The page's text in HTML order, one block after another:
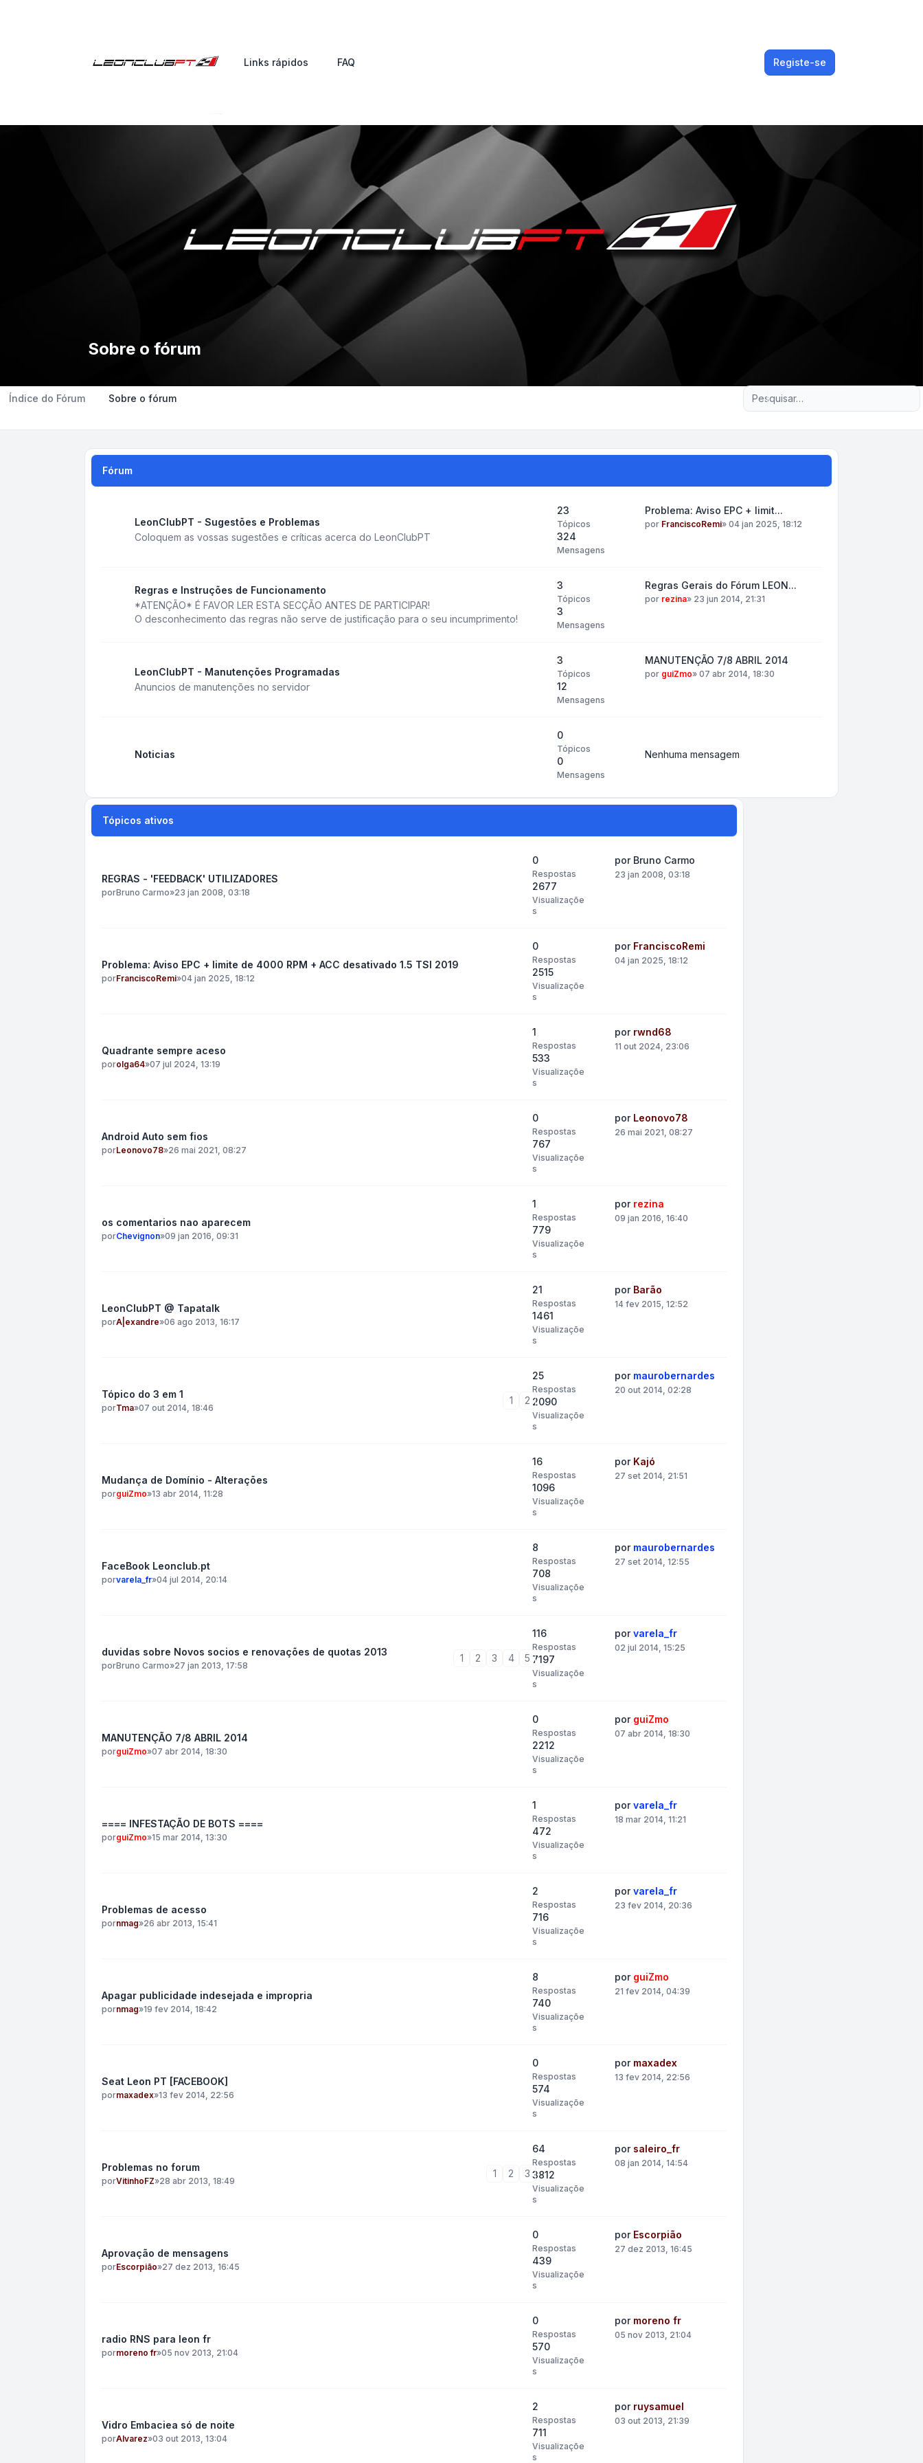
Links rápidos FAQ Registe-se
Sobre o fórum
Índice do Fórum Sobre o fórum Pesquisa avançada
Fórum
LeonClubPT - Sugestões e Problemas
Coloquem as vossas sugestões e críticas acerca do LeonClubPT
23
Tópicos
324
Mensagens
Problema: Aviso EPC + limit...
por FranciscoRemi» 04 jan 2025, 18:12
Regras e Instruções de Funcionamento
*ATENÇÃO* É FAVOR LER ESTA SECÇÃO ANTES DE PARTICIPAR!
O desconhecimento das regras não serve de justificação para o seu incumprimento!
3
Tópicos
3
Mensagens
Regras Gerais do Fórum LEON...
por rezina» 23 jun 2014, 21:31
LeonClubPT - Manutenções Programadas
Anuncios de manutenções no servidor
3
Tópicos
12
Mensagens
MANUTENÇÃO 7/8 ABRIL 2014
por guiZmo» 07 abr 2014, 18:30
Noticias
0
Tópicos
0
Mensagens
Nenhuma mensagem
Tópicos ativos
REGRAS - 'FEEDBACK' UTILIZADORES
porBruno Carmo»23 jan 2008, 03:18
0
Respostas
2677
Visualizaçõe
s
por Bruno Carmo
23 jan 2008, 03:18
Problema: Aviso EPC + limite de 4000 RPM + ACC desativado 1.5 TSI 2019
porFranciscoRemi»04 jan 2025, 18:12
0
Respostas
2515
Visualizaçõe
s
por FranciscoRemi
04 jan 2025, 18:12
Quadrante sempre aceso
porolga64»07 jul 2024, 13:19
1
Respostas
533
Visualizaçõe
s
por rwnd68
11 out 2024, 23:06
Android Auto sem fios
porLeonovo78»26 mai 2021, 08:27
0
Respostas
767
Visualizaçõe
s
por Leonovo78
26 mai 2021, 08:27
os comentarios nao aparecem
porChevignon»09 jan 2016, 09:31
1
Respostas
779
Visualizaçõe
s
por rezina
09 jan 2016, 16:40
LeonClubPT @ Tapatalk
porA|exandre»06 ago 2013, 16:17
21
Respostas
1461
Visualizaçõe
s
por Barão
14 fev 2015, 12:52
Tópico do 3 em 1
porTma»07 out 2014, 18:46
1 2
25
Respostas
2090
Visualizaçõe
s
por maurobernardes
20 out 2014, 02:28
Mudança de Domínio - Alterações
porguiZmo»13 abr 2014, 11:28
16
Respostas
1096
Visualizaçõe
s
por Kajó
27 set 2014, 21:51
FaceBook Leonclub.pt
porvarela_fr»04 jul 2014, 20:14
8
Respostas
708
Visualizaçõe
s
por maurobernardes
27 set 2014, 12:55
duvidas sobre Novos socios e renovações de quotas 2013
porBruno Carmo»27 jan 2013, 17:58
1 2 3 4 5
116
Respostas
7197
Visualizaçõe
s
porvarela_fr
02 jul 2014, 15:25
MANUTENÇÃO 7/8 ABRIL 2014
porguiZmo»07 abr 2014, 18:30
0
Respostas
2212
Visualizaçõe
s
por guiZmo
07 abr 2014, 18:30
==== INFESTAÇÃO DE BOTS ====
porguiZmo»15 mar 2014, 13:30
1
Respostas
472
Visualizaçõe
s
porvarela_fr
18 mar 2014, 11:21
Problemas de acesso
pornmag»26 abr 2013, 15:41
2
Respostas
716
Visualizaçõe
s
porvarela_fr
23 fev 2014, 20:36
Apagar publicidade indesejada e impropria
pornmag»19 fev 2014, 18:42
8
Respostas
740
Visualizaçõe
s
por guiZmo
21 fev 2014, 04:39
Seat Leon PT [FACEBOOK]
pormaxadex»13 fev 2014, 22:56
0
Respostas
574
Visualizaçõe
s
por maxadex
13 fev 2014, 22:56
Problemas no forum
porVitinhoFZ»28 abr 2013, 18:49
1 2 3
64
Respostas
3812
Visualizaçõe
s
por saleiro_fr
08 jan 2014, 14:54
Aprovação de mensagens
porEscorpião»27 dez 2013, 16:45
0
Respostas
439
Visualizaçõe
s
por Escorpião
27 dez 2013, 16:45
radio RNS para leon fr
pormoreno fr»05 nov 2013, 21:04
0
Respostas
570
Visualizaçõe
s
por moreno fr
05 nov 2013, 21:04
Vidro Embaciea só de noite
porAlvarez»03 out 2013, 13:04
2
Respostas
711
Visualizaçõe
s
por ruysamuel
03 out 2013, 21:39